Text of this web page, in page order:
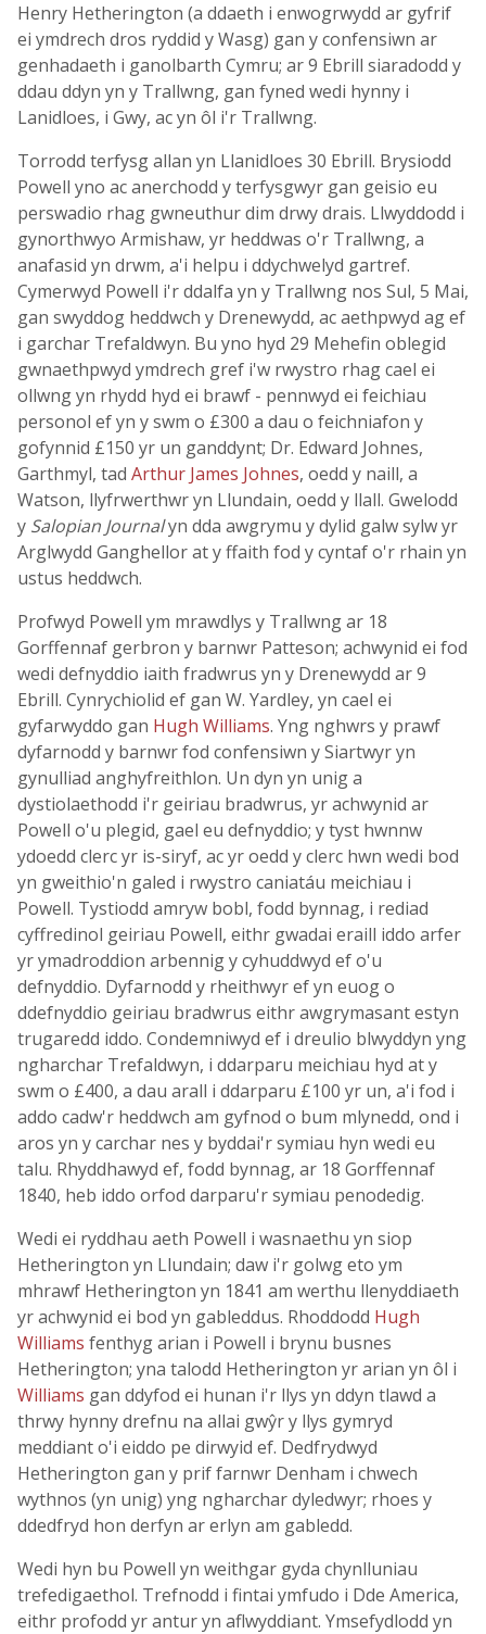
Henry Hetherington (a ddaeth i enwogrwydd ar gyfrif
ei ymdrech dros ryddid y Wasg) gan y confensiwn ar
genhadaeth i ganolbarth Cymru; ar 9 Ebrill siaradodd y
ddau ddyn yn y Trallwng, gan fyned wedi hynny i
Lanidloes, i Gwy, ac yn ôl i'r Trallwng.
Torrodd terfysg allan yn Llanidloes 30 Ebrill. Brysiodd
Powell yno ac anerchodd y terfysgwyr gan geisio eu
perswadio rhag gwneuthur dim drwy drais. Llwyddodd i
gynorthwyo Armishaw, yr heddwas o'r Trallwng, a
anafasid yn drwm, a'i helpu i ddychwelyd gartref.
Cymerwyd Powell i'r ddalfa yn y Trallwng nos Sul, 5 Mai,
gan swyddog heddwch y Drenewydd, ac aethpwyd ag ef
i garchar Trefaldwyn. Bu yno hyd 29 Mehefin oblegid
gwnaethpwyd ymdrech gref i'w rwystro rhag cael ei
ollwng yn rhydd hyd ei brawf - pennwyd ei feichiau
personol ef yn y swm o £300 a dau o feichniafon y
gofynnid £150 yr un ganddynt; Dr. Edward Johnes,
Garthmyl, tad Arthur James Johnes, oedd y naill, a
Watson, llyfrwerthwr yn Llundain, oedd y llall. Gwelodd
y Salopian Journalyn dda awgrymu y dylid galw sylw yr
Arglwydd Ganghellor at y ffaith fod y cyntaf o'r rhain yn
ustus heddwch.
Profwyd Powell ym mrawdlys y Trallwng ar 18
Gorffennaf gerbron y barnwr Patteson; achwynid ei fod
wedi defnyddio iaith fradwrus yn y Drenewydd ar 9
Ebrill. Cynrychiolid ef gan W. Yardley, yn cael ei
gyfarwyddo gan Hugh Williams. Yng nghwrs y prawf
dyfarnodd y barnwr fod confensiwn y Siartwyr yn
gynulliad anghyfreithlon. Un dyn yn unig a
dystiolaethodd i'r geiriau bradwrus, yr achwynid ar
Powell o'u plegid, gael eu defnyddio; y tyst hwnnw
ydoedd clerc yr is-siryf, ac yr oedd y clerc hwn wedi bod
yn gweithio'n galed i rwystro caniatáu meichiau i
Powell. Tystiodd amryw bobl, fodd bynnag, i rediad
cyffredinol geiriau Powell, eithr gwadai eraill iddo arfer
yr ymadroddion arbennig y cyhuddwyd ef o'u
defnyddio. Dyfarnodd y rheithwyr ef yn euog o
ddefnyddio geiriau bradwrus eithr awgrymasant estyn
trugaredd iddo. Condemniwyd ef i dreulio blwyddyn yng
ngharchar Trefaldwyn, i ddarparu meichiau hyd at y
swm o £400, a dau arall i ddarparu £100 yr un, a'i fod i
addo cadw'r heddwch am gyfnod o bum mlynedd, ond i
aros yn y carchar nes y byddai'r symiau hyn wedi eu
talu. Rhyddhawyd ef, fodd bynnag, ar 18 Gorffennaf
1840, heb iddo orfod darparu'r symiau penodedig.
Wedi ei ryddhau aeth Powell i wasnaethu yn siop
Hetherington yn Llundain; daw i'r golwg eto ym
mhrawf Hetherington yn 1841 am werthu llenyddiaeth
yr achwynid ei bod yn gableddus. Rhoddodd Hugh
Williams fenthyg arian i Powell i brynu busnes
Hetherington; yna talodd Hetherington yr arian yn ôl i
Williams gan ddyfod ei hunan i'r llys yn ddyn tlawd a
thrwy hynny drefnu na allai gwŷr y llys gymryd
meddiant o'i eiddo pe dirwyid ef. Dedfrydwyd
Hetherington gan y prif farnwr Denham i chwech
wythnos (yn unig) yng ngharchar dyledwyr; rhoes y
ddedfryd hon derfyn ar erlyn am gabledd.
Wedi hyn bu Powell yn weithgar gyda chynlluniau
trefedigaethol. Trefnodd i fintai ymfudo i Dde America,
eithr profodd yr antur yn aflwyddiant. Ymsefydlodd yn